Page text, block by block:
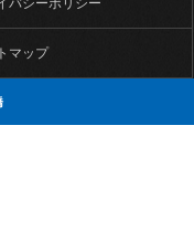
バシーポリシー
マップ